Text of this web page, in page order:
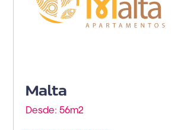
Malta
Desde: 56m2